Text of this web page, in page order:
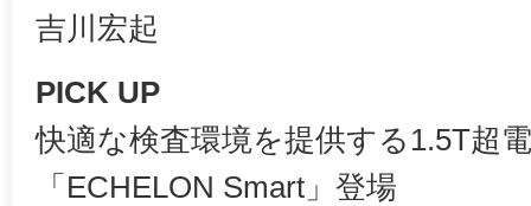
吉川宏起
PICK UP
快適な検査環境を提供する1.5T超
「ECHELON Smart」登場